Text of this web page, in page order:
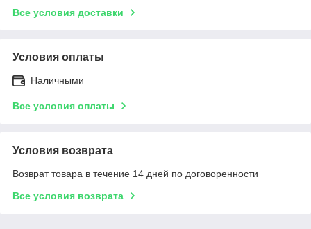
Все условия доставки
Условия оплаты
Наличными
Все условия оплаты
Условия возврата
Возврат товара в течение 14 дней по договоренности
Все условия возврата